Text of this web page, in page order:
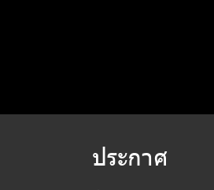
ประกาศ